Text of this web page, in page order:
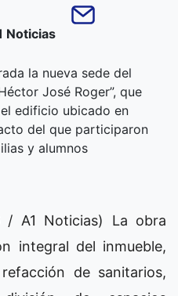
Noticias
la nueva sede del
José Roger”, que
edificio ubicado en
del que participaron
y alumnos
/ A1 Noticias) La obra
integral del inmueble,
de sanitarios,